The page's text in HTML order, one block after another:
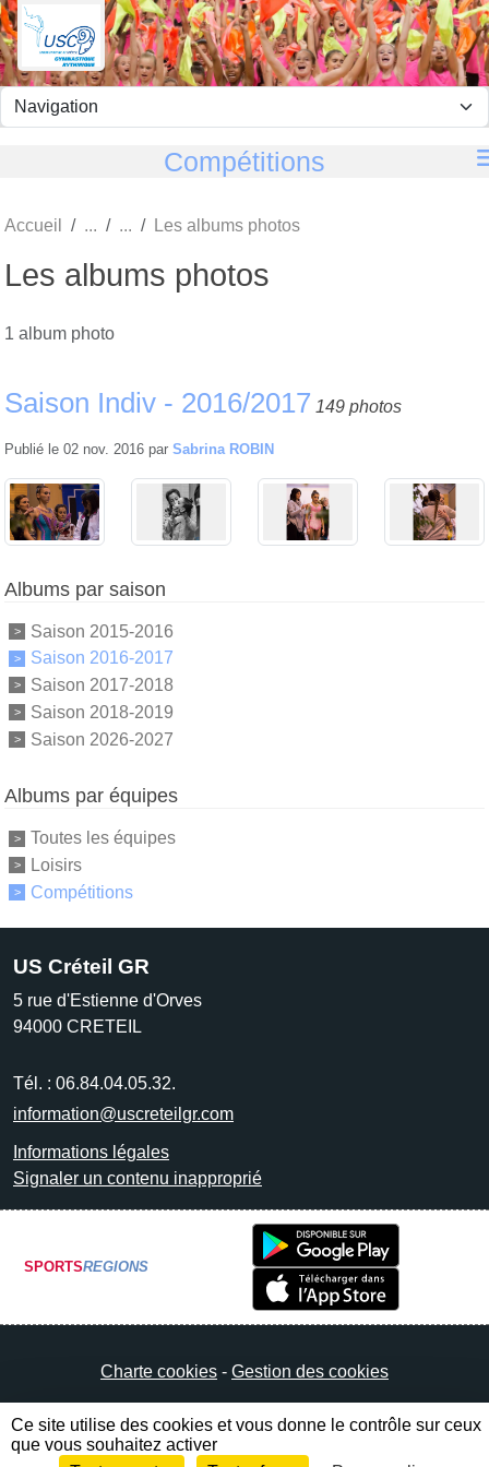
Compétitions
Accueil Les albums photos
Les albums photos
1 album photo
Saison Indiv - 2016/2017 149 photos
Publié le 02 nov. 2016 par Sabrina ROBIN
Albums par saison
Saison 2015-2016
Saison 2016-2017
Saison 2017-2018
Saison 2018-2019
Saison 2026-2027
Albums par équipes
Toutes les équipes
Loisirs
Compétitions
US Créteil GR
5 rue d'Estienne d'Orves
94000 CRETEIL
Tél. : 06.84.04.05.32.
information@uscreteilgr.com
Informations légales
Signaler un contenu inapproprié
SPORTSREGIONS
Charte cookies Gestion des cookies
Panneau de gestion des cookies
Ce site utilise des cookies et vous donne le contrôle sur ceux
que vous souhaitez activer